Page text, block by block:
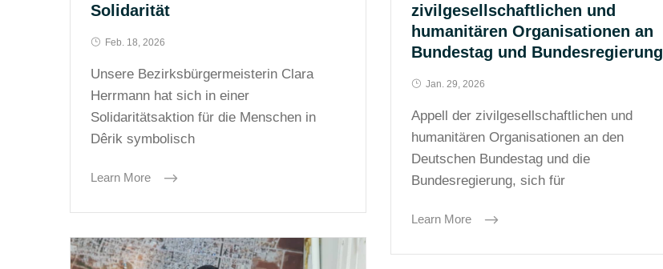
Solidarität
Feb. 18, 2026
Unsere Bezirksbürgermeisterin Clara
Herrmann hat sich in einer
Solidaritätsaktion für die Menschen in
Dêrik symbolisch
Learn More
zivilgesellschaftlichen und
humanitären Organisationen an
Bundestag und Bundesregierung
Jan. 29, 2026
Appell der zivilgesellschaftlichen und
humanitären Organisationen an den
Deutschen Bundestag und die
Bundesregierung, sich für
Learn More